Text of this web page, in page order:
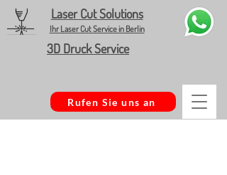
Ihr Laser Cut Service in Berlin
Laser Cut Solutions
Rufen Sie uns an
3D Druck Service